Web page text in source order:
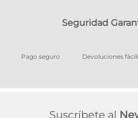
Seguridad
Pago seguro Devoluciones
Suscríbete al